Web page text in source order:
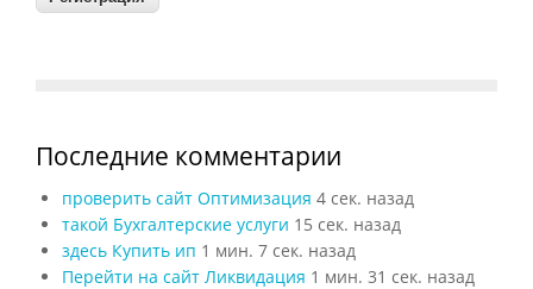
Последние комментарии
проверить сайт Оптимизация 4 сек. назад
такой Бухгалтерские услуги 15 сек. назад
здесь Купить ип 1 мин. 7 сек. назад
Перейти на сайт Ликвидация 1 мин. 31 сек. назад